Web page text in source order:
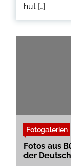
hut […]
Fotogalerien
Fotos aus
der